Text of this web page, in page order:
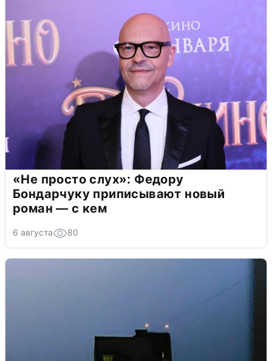
«Не просто слух»: Федору
Бондарчуку приписывают новый
роман — с кем
6 августа 80